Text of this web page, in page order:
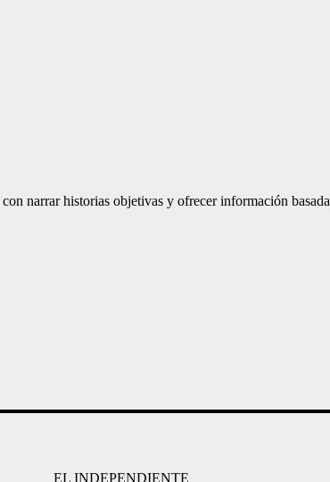
narrar historias objetivas y ofrecer información
EL INDEPENDIENTE